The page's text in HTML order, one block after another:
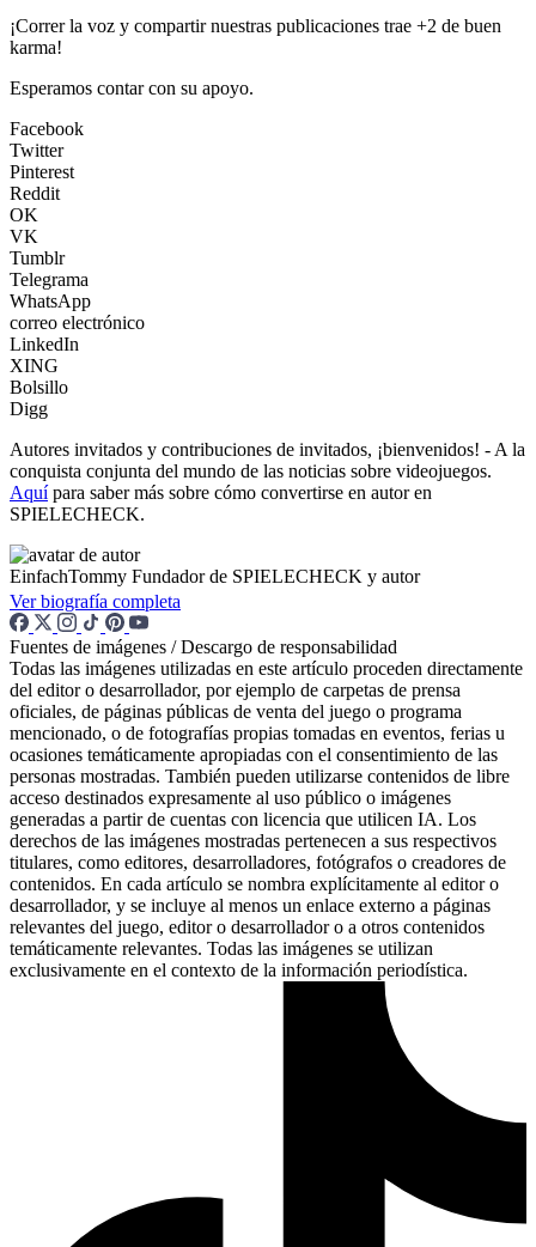
¡Correr la voz y compartir nuestras publicaciones trae +2 de buen
karma!
Esperamos contar con su apoyo.
Facebook
Twitter
Pinterest
Reddit
OK
VK
Tumblr
Telegrama
WhatsApp
correo electrónico
LinkedIn
XING
Bolsillo
Digg
Autores invitados y contribuciones de invitados, ¡bienvenidos! - A la
conquista conjunta del mundo de las noticias sobre videojuegos.
Aquípara saber más sobre cómo convertirse en autor en
SPIELECHECK.
EinfachTommy Fundador de SPIELECHECK y autor
Ver biografía completa
Fuentes de imágenes / Descargo de responsabilidad
Todas las imágenes utilizadas en este artículo proceden directamente
del editor o desarrollador, por ejemplo de carpetas de prensa
oficiales, de páginas públicas de venta del juego o programa
mencionado, o de fotografías propias tomadas en eventos, ferias u
ocasiones temáticamente apropiadas con el consentimiento de las
personas mostradas. También pueden utilizarse contenidos de libre
acceso destinados expresamente al uso público o imágenes
generadas a partir de cuentas con licencia que utilicen IA. Los
derechos de las imágenes mostradas pertenecen a sus respectivos
titulares, como editores, desarrolladores, fotógrafos o creadores de
contenidos. En cada artículo se nombra explícitamente al editor o
desarrollador, y se incluye al menos un enlace externo a páginas
relevantes del juego, editor o desarrollador o a otros contenidos
temáticamente relevantes. Todas las imágenes se utilizan
exclusivamente en el contexto de la información periodística.